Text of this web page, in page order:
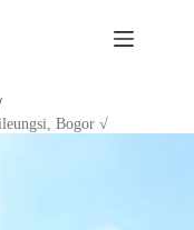
Bogor √